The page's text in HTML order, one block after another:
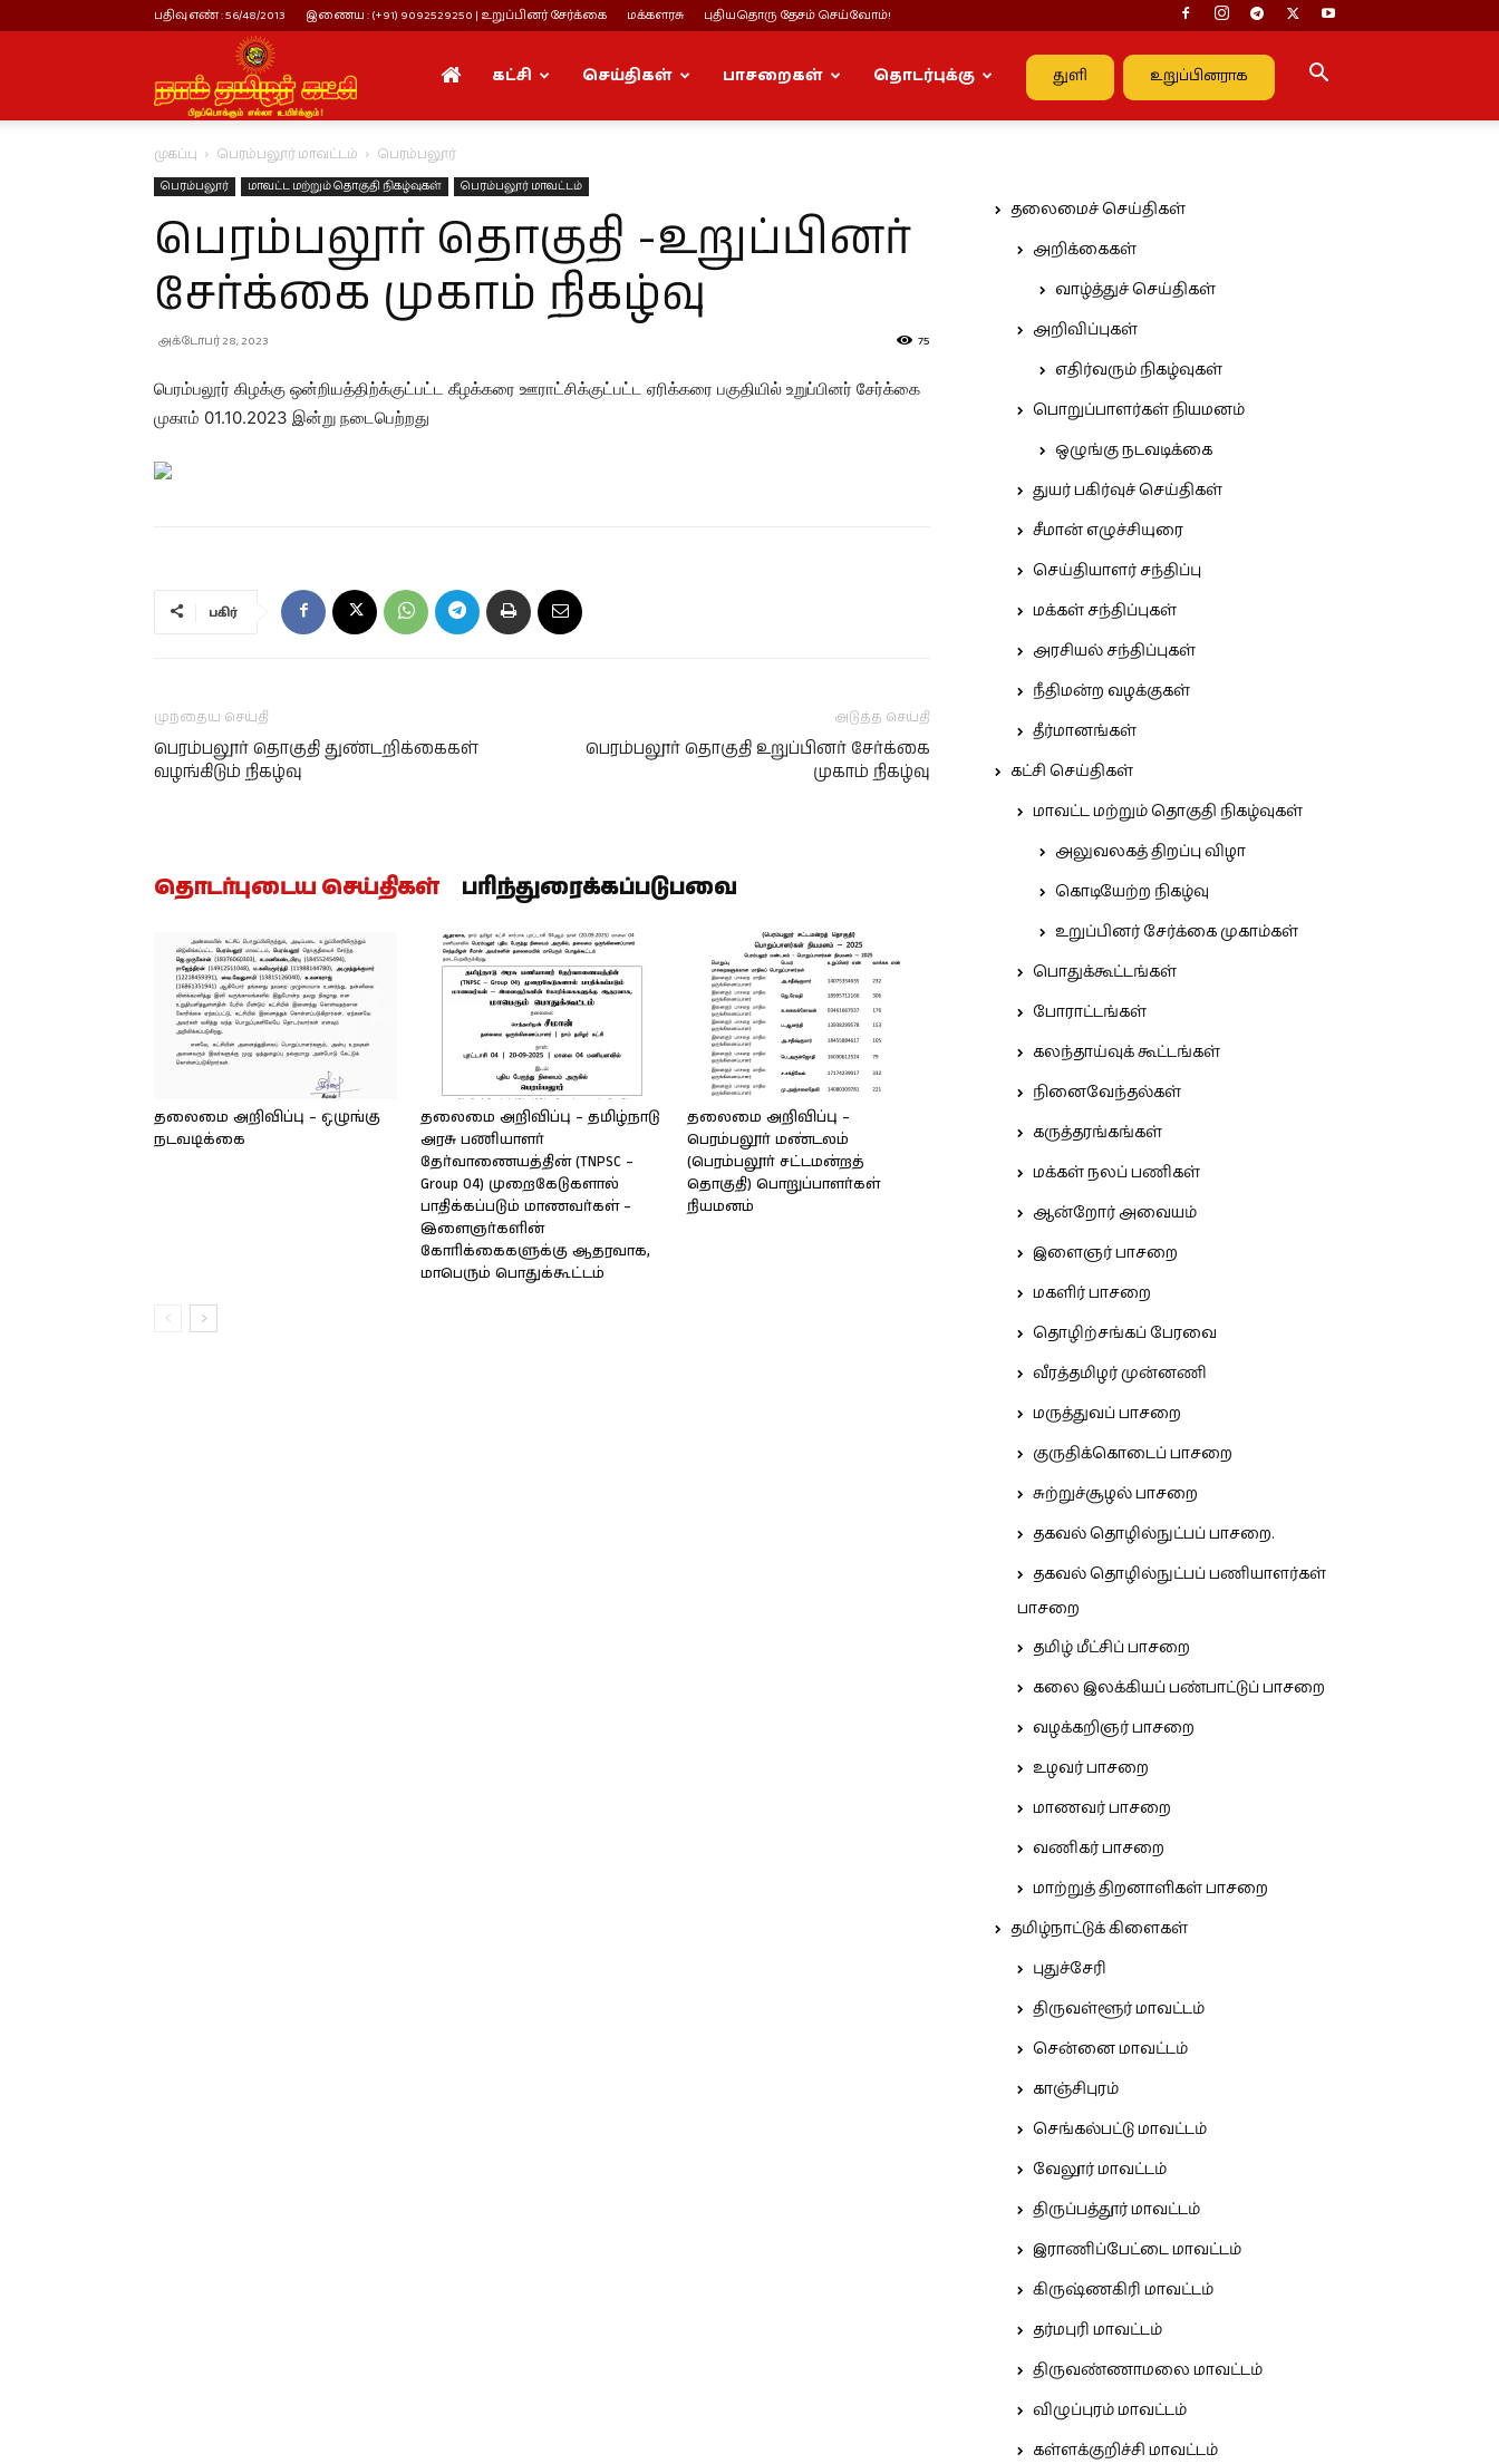
பதிவு எண் : 56/48/2013 இணைய : (+91) 9092529250 | உறுப்பினர் சேர்க்கை மக்களரசு புதியதொரு தேசம் செய்வோம்!
துளி உறுப்பினராக
நாம்
தமிழர்
கட்சி
கட்சி செய்திகள் பாசறைகள் தொடர்புக்கு
முகப்பு பெரம்பலூர் மாவட்டம் பெரம்பலூர்
பெரம்பலூர் மாவட்ட மற்றும் தொகுதி நிகழ்வுகள் பெரம்பலூர் மாவட்டம்
பெரம்பலூர் தொகுதி -உறுப்பினர்
சேர்க்கை முகாம் நிகழ்வு
அக்டோபர் 28, 2023 75
பெரம்பலூர் கிழக்கு ஒன்றியத்திற்க்குட்பட்ட கீழக்கரை ஊராட்சிக்குட்பட்ட ஏரிக்கரை பகுதியில் உறுப்பினர் சேர்க்கை
முகாம் 01.10.2023 இன்று நடைபெற்றது
பகிர்
முந்தைய செய்தி
பெரம்பலூர் தொகுதி துண்டறிக்கைகள்
வழங்கிடும் நிகழ்வு
அடுத்த செய்தி
பெரம்பலூர் தொகுதி உறுப்பினர் சேர்க்கை
முகாம் நிகழ்வு
தொடர்புடைய செய்திகள் பரிந்துரைக்கப்படுபவை
தலைமை அறிவிப்பு – ஒழுங்கு
நடவடிக்கை
தலைமை அறிவிப்பு – தமிழ்நாடு
அரசு பணியாளர்
தேர்வாணையத்தின் (TNPSC –
Group 04) முறைகேடுகளால்
பாதிக்கப்படும் மாணவர்கள் –
இளைஞர்களின்
கோரிக்கைகளுக்கு ஆதரவாக,
மாபெரும் பொதுக்கூட்டம்
தலைமை அறிவிப்பு –
பெரம்பலூர் மண்டலம்
(பெரம்பலூர் சட்டமன்றத்
தொகுதி) பொறுப்பாளர்கள்
நியமனம்
தலைமைச் செய்திகள்
அறிக்கைகள்
வாழ்த்துச் செய்திகள்
அறிவிப்புகள்
எதிர்வரும் நிகழ்வுகள்
பொறுப்பாளர்கள் நியமனம்
ஒழுங்கு நடவடிக்கை
துயர் பகிர்வுச் செய்திகள்
சீமான் எழுச்சியுரை
செய்தியாளர் சந்திப்பு
மக்கள் சந்திப்புகள்
அரசியல் சந்திப்புகள்
நீதிமன்ற வழக்குகள்
தீர்மானங்கள்
கட்சி செய்திகள்
மாவட்ட மற்றும் தொகுதி நிகழ்வுகள்
அலுவலகத் திறப்பு விழா
கொடியேற்ற நிகழ்வு
உறுப்பினர் சேர்க்கை முகாம்கள்
பொதுக்கூட்டங்கள்
போராட்டங்கள்
கலந்தாய்வுக் கூட்டங்கள்
நினைவேந்தல்கள்
கருத்தரங்கங்கள்
மக்கள் நலப் பணிகள்
ஆன்றோர் அவையம்
இளைஞர் பாசறை
மகளிர் பாசறை
தொழிற்சங்கப் பேரவை
வீரத்தமிழர் முன்னணி
மருத்துவப் பாசறை
குருதிக்கொடைப் பாசறை
சுற்றுச்சூழல் பாசறை
தகவல் தொழில்நுட்பப் பாசறை.
தகவல் தொழில்நுட்பப் பணியாளர்கள்
பாசறை
தமிழ் மீட்சிப் பாசறை
கலை இலக்கியப் பண்பாட்டுப் பாசறை
வழக்கறிஞர் பாசறை
உழவர் பாசறை
மாணவர் பாசறை
வணிகர் பாசறை
மாற்றுத் திறனாளிகள் பாசறை
தமிழ்நாட்டுக் கிளைகள்
புதுச்சேரி
திருவள்ளூர் மாவட்டம்
சென்னை மாவட்டம்
காஞ்சிபுரம்
செங்கல்பட்டு மாவட்டம்
வேலூர் மாவட்டம்
திருப்பத்தூர் மாவட்டம்
இராணிப்பேட்டை மாவட்டம்
கிருஷ்ணகிரி மாவட்டம்
தர்மபுரி மாவட்டம்
திருவண்ணாமலை மாவட்டம்
விழுப்புரம் மாவட்டம்
கள்ளக்குறிச்சி மாவட்டம்